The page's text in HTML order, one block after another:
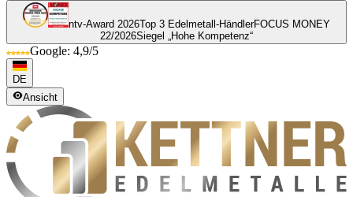
ntv-Award 2026Top 3 Edelmetall-HändlerFOCUS MONEY
22/2026Siegel „Hohe Kompetenz“
Google: 4,9/5
DE
Ansicht